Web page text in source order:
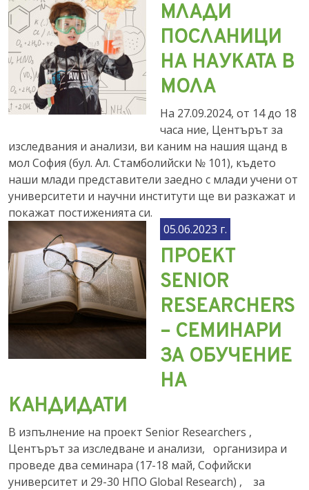
МЛАДИ
ПОСЛАНИЦИ
НА НАУКАТА В
МОЛА
На 27.09.2024, от 14 до 18
часа ние, Центърът за
изследвания и анализи, ви каним на нашия щанд в
мол София (бул. Ал. Стамболийски № 101), където
наши млади представители заедно с млади учени от
университети и научни институти ще ви разкажат и
покажат постиженията си.
05.06.2023 г.
ПРОЕКТ
SENIOR
RESEARCHERS
– СЕМИНАРИ
ЗА OБУЧЕНИЕ
НА
КАНДИДАТИ
В изпълнение на проект Senior Researchers ,
Центърът за изследване и анализи, организира и
проведе два семинара (17-18 май, Софийски
университет и 29-30 НПО Global Research) , за